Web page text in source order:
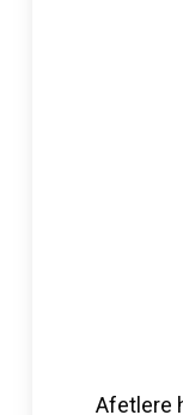
Afetlere